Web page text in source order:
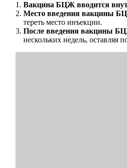
Вакцина БЦЖ вводится
Место введения вакцины
тереть место инъекции.
После введения вакцины
нескольких недель, оставляя